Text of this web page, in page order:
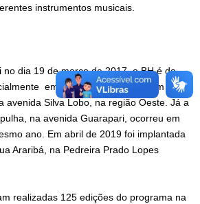
instrumentos musicais.
no dia 19 de março de 2017, o BH é da
em 8 de abril de 2018, com a
avenida Silva Lobo, na região Oeste. Já a
na avenida Guarapari, ocorreu em
ano. Em abril de 2019 foi implantada
Araribá, na Pedreira Prado Lopes
realizadas 125 edições do programa na